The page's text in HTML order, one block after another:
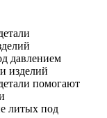
давлением
изделий
помогают
литых под